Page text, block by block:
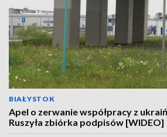
BIAŁYSTOK
Apel o zerwanie współpracy z
Ruszyła zbiórka podpisów [WIDEO]